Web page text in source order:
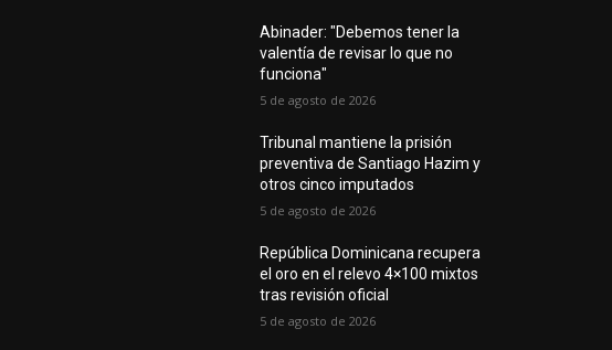
Abinader: "Debemos tener la
valentía de revisar lo que no
funciona"
5 de agosto de 2026
Tribunal mantiene la prisión
preventiva de Santiago Hazim y
otros cinco imputados
5 de agosto de 2026
República Dominicana recupera
el oro en el relevo 4×100 mixtos
tras revisión oficial
5 de agosto de 2026